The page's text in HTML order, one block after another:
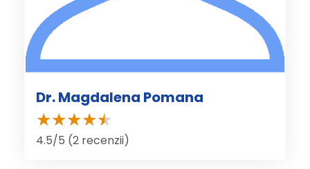
Dr. Magdalena Pomana
4.5/5 (2 recenzii)